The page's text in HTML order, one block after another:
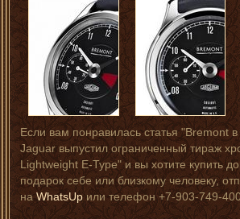
Если вам понравилась статья "Bremont в
Jaguar выпустил ограниченный тираж
Lightweight E-Type" и вы хотите купить
подарок себе или близкому человеку,
наWhatsUpили телефон +7-903-749-